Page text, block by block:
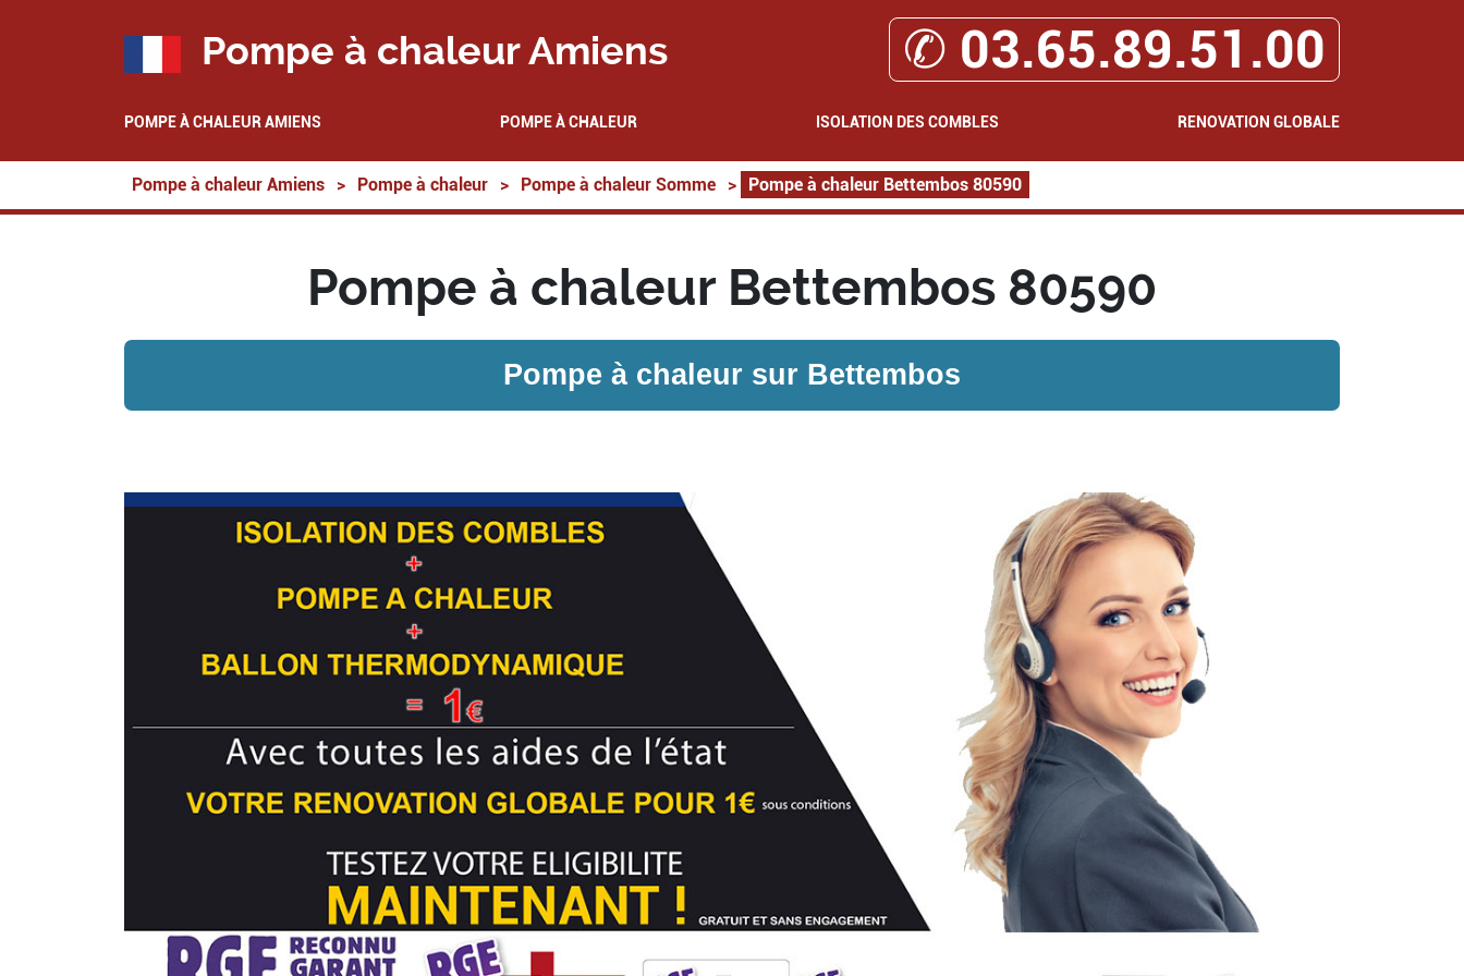
Pompe à chaleur Amiens ✆ 03.65.89.51.00
POMPE À CHALEUR AMIENS POMPE À CHALEUR ISOLATION DES COMBLES RENOVATION GLOBALE
Pompe à chaleur Amiens > Pompe à chaleur > Pompe à chaleur Somme > Pompe à chaleur Bettembos 80590
Pompe à chaleur Bettembos 80590
Pompe à chaleur sur Bettembos